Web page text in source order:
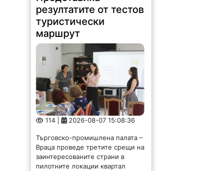
резултатите от тестов
туристически
маршрут
114 | 2026-08-07 15:08:36
Търговско-промишлена палата –
Враца проведе третите срещи на
заинтересованите страни в
пилотните локации квартал